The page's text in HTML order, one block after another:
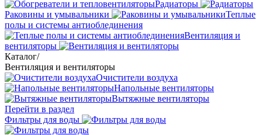
Радиаторы
Раковины и умывальники
Теплые
полы и системы антиоблединения
Вентиляция и
вентиляторы
Каталог/
Вентиляция и вентиляторы
Очистители воздуха
Напольные вентиляторы
Вытяжные вентиляторы
Перейти в раздел
Фильтры для воды